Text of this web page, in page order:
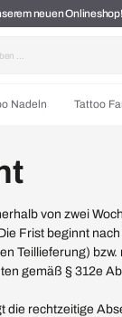
neuen
Nadeln Tattoo
von zwei
Frist beginnt
Teillieferung)
gemäß § 312e
die rechtzeitige